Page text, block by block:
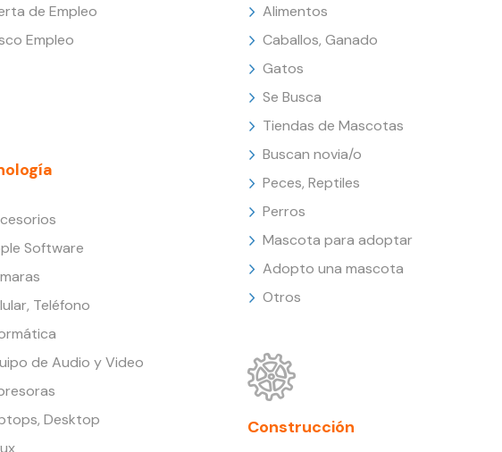
de Empleo
Empleo
Software
Teléfono
de Audio y Video
Desktop
Alimentos
Caballos, Ganado
Gatos
Se Busca
Tiendas de Mascotas
Buscan novia/o
Peces, Reptiles
Perros
Mascota para adoptar
Adopto una mascota
Otros
Construcción